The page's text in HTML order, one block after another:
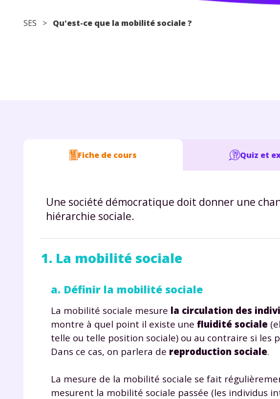
SES > Qu'est-ce que la mobilité sociale ?
Fiche de cours Quiz et
Une société démocratique doit donner une
hiérarchie sociale.
1. La mobilité sociale
a. Définir la mobilité sociale
La mobilité sociale mesure la circulation des
montre à quel point il existe une fluidité sociale
telle ou telle position sociale) ou au contraire si les
Dans ce cas, on parlera de reproduction sociale.
La mesure de la mobilité sociale se fait
mesurent la mobilité sociale passée (les individus